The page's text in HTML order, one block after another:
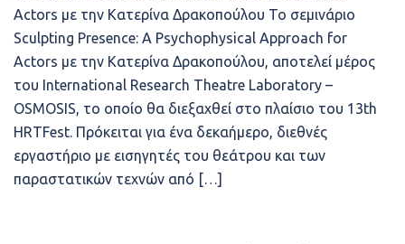
Actors με την Κατερίνα Δρακοπούλου Το σεμινάριο
Sculpting Presence: A Psychophysical Approach for
Actors με την Κατερίνα Δρακοπούλου, αποτελεί μέρος
του International Research Theatre Laboratory –
OSMOSIS, το οποίο θα διεξαχθεί στο πλαίσιο του 13th
HRTFest. Πρόκειται για ένα δεκαήμερο, διεθνές
εργαστήριο με εισηγητές του θεάτρου και των
παραστατικών τεχνών από […]